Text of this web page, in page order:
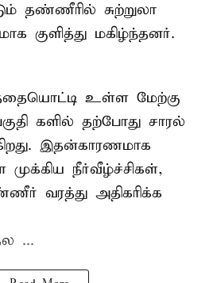
தண்ணீரில் சுற்றுலா
குளித்து மகிழ்ந்தனர்.
உள்ள மேற்கு
களில் தற்போது சாரல்
இதன்காரணமாக
நீர்வீழ்ச்சிகள்,
வரத்து அதிகரிக்க
...